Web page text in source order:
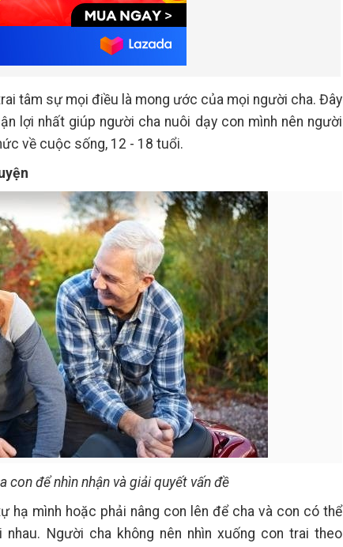
tâm sự mọi điều là mong ước của mọi người cha. Đây
lợi nhất giúp người cha nuôi dạy con mình nên người
về cuộc sống, 12 - 18 tuổi.
con để nhìn nhận và giải quyết vấn đề
hạ mình hoặc phải nâng con lên để cha và con có thể
Người cha không nên nhìn xuống con trai theo